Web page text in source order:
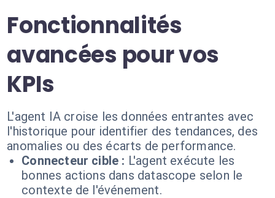
Fonctionnalités
avancées pour vos
KPIs
L'agent IA croise les données entrantes avec
l'historique pour identifier des tendances, des
anomalies ou des écarts de performance.
Connecteur cible : L'agent exécute les
bonnes actions dans datascope selon le
contexte de l'événement.